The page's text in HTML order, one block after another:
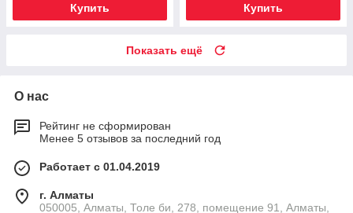
Купить Купить
Показать ещё
О нас
Рейтинг не сформирован
Менее 5 отзывов за последний год
Работает с 01.04.2019
г. Алматы
050005, Алматы, Толе би, 278, помещение 91, Алматы,